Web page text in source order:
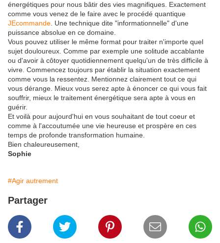
énergétiques pour nous bâtir des vies magnifiques. Exactement
comme vous venez de le faire avec le procédé quantique
JEcommande . Une technique dite "informationnelle" d'une
puissance absolue en ce domaine.
Vous pouvez utiliser le même format pour traiter n'importe quel
sujet douloureux. Comme par exemple une solitude accablante
ou d'avoir à côtoyer quotidiennement quelqu'un de très difficile à
vivre. Commencez toujours par établir la situation exactement
comme vous la ressentez. Mentionnez clairement tout ce qui
vous dérange. Mieux vous serez apte à énoncer ce qui vous fait
souffrir, mieux le traitement énergétique sera apte à vous en
guérir.
Et voilà pour aujourd'hui en vous souhaitant de tout coeur et
comme à l'accoutumée une vie heureuse et prospère en ces
temps de profonde transformation humaine.
Bien chaleureusement,
Sophie
#Agir autrement
Partager